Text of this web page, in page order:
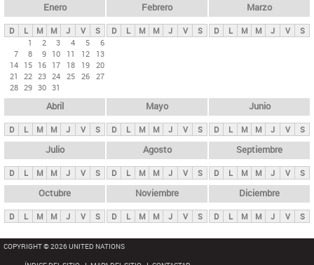
ds
p
n
i
p
a
l
s
Enero
D L M M J V
S
1
2 3 4 5
6
7
8 9 10 11 12
13
14 15 16 17 18 19 20
21
22 23 24 25 26 27
28 29 30 31
Febrero
D L M M J V S
Marzo
D L M M J V S
Abril
D L M M J V S
Mayo
D L M M J V S
Junio
D L M M J V S
Julio
D L M M J V S
Agosto
D L M M J V S
Septiembre
D L M M J V S
Octubre
D L M M J V S
Noviembre
D L M M J V S
Diciembre
D L M M J V S
COPYRIGHT © 2026 UNITED NATIONS